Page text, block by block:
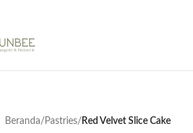
Beranda/ Pastries/ Red Velvet Slice Cake